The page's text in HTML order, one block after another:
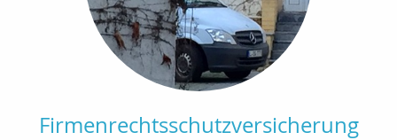
Firmenrechtsschutzversicherung